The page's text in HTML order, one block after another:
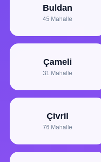
Buldan
45 Mahalle
Çameli
31 Mahalle
Çivril
76 Mahalle